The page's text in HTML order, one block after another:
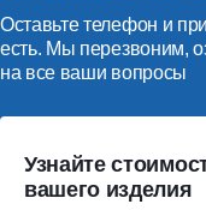
Оставьте телефон и
есть. Мы перезвоним,
на все ваши вопросы
Узнайте
вашего изделия